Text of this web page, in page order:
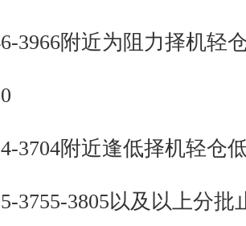
附近为阻力择机轻
附近逢低择机轻仓
3805以及以上分批